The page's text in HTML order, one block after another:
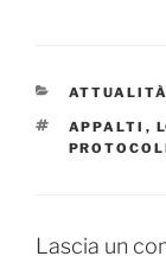
CATEGORIE
ATTUALITÀ
TAG
APPALTI ,
Lascia un